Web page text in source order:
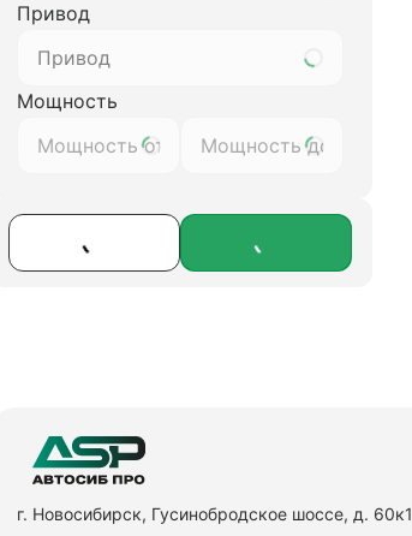
Привод
Привод
Мощность
г. Новосибирск, Гусинобродское шоссе, д. 60к1